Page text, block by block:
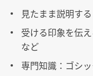
見たまま説明す
受ける印象を伝
など
専門知識：ゴシ